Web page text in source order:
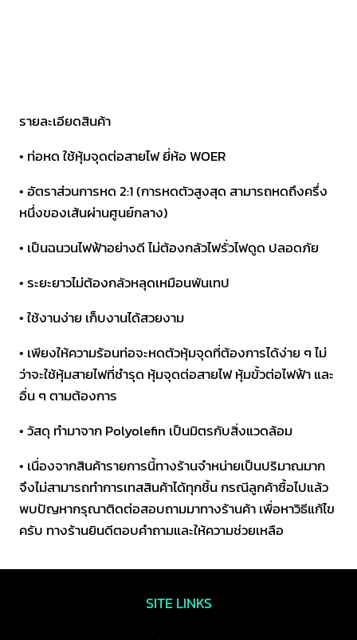
รายละเอียดสินค้า
• ท่อหด ใช้หุ้มจุดต่อสายไฟ ยี่ห้อ WOER
• อัตราส่วนการหด 2:1 (การหดตัวสูงสุด สามารถหดถึงครึ่ง
หนึ่งของเส้นผ่านศูนย์กลาง)
• เป็นฉนวนไฟฟ้าอย่างดี ไม่ต้องกลัวไฟรั่วไฟดูด ปลอดภัย
• ระยะยาวไม่ต้องกลัวหลุดเหมือนพันเทป
• ใช้งานง่าย เก็บงานได้สวยงาม
• เพียงให้ความร้อนท่อจะหดตัวหุ้มจุดที่ต้องการได้ง่าย ๆ ไม่
ว่าจะใช้หุ้มสายไฟที่ชำรุด หุ้มจุดต่อสายไฟ หุ้มขั้วต่อไฟฟ้า และ
อื่น ๆ ตามต้องการ
• วัสดุ ทำมาจาก Polyolefin เป็นมิตรกับสิ่งแวดล้อม
• เนื่องจากสินค้ารายการนี้ทางร้านจำหน่ายเป็นปริมาณมาก
จึงไม่สามารถทำการเทสสินค้าได้ทุกชิ้น กรณีลูกค้าซื้อไปแล้ว
พบปัญหากรุณาติดต่อสอบถามมาทางร้านค้า เพื่อหาวิธีแก้ไข
ครับ ทางร้านยินดีตอบคำถามและให้ความช่วยเหลือ
SITE LINKS